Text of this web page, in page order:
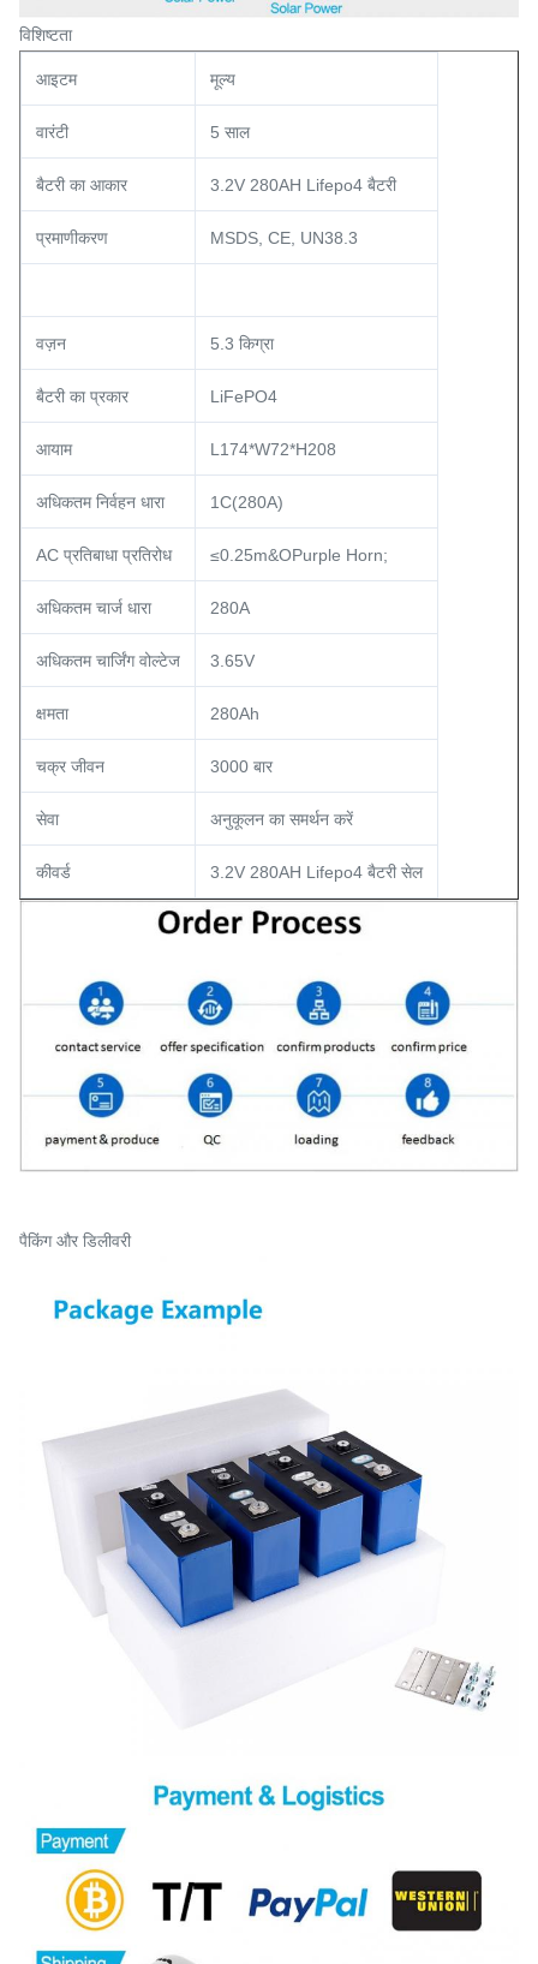
विशिष्टता
आइटम मूल्य
वारंटी 5 साल
बैटरी का आकार 3.2V 280AH Lifepo4 बैटरी
प्रमाणीकरण MSDS, CE, UN38.3
वज़न 5.3 किग्रा
बैटरी का प्रकार LiFePO4
आयाम L174*W72*H208
अधिकतम निर्वहन धारा 1C(280A)
AC प्रतिबाधा प्रतिरोध ≤0.25m&OPurple Horn;
अधिकतम चार्ज धारा 280A
अधिकतम चार्जिंग वोल्टेज 3.65V
क्षमता 280Ah
चक्र जीवन 3000 बार
सेवा अनुकूलन का समर्थन करें
कीवर्ड 3.2V 280AH Lifepo4 बैटरी सेल
पैकिंग और डिलीवरी